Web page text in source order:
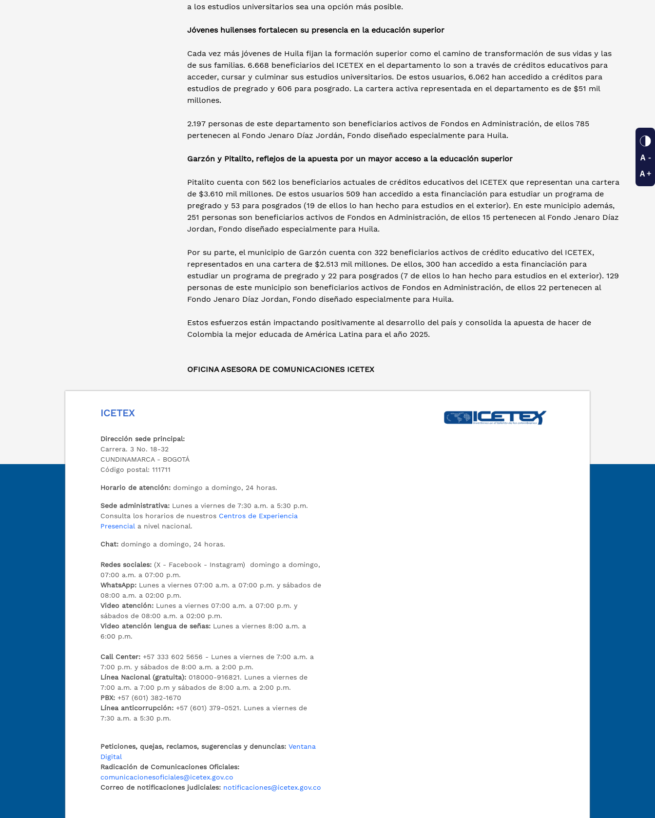
a los estudios universitarios sea una opción más posible.
Jóvenes huilenses fortalecen su presencia en la educación superior
Cada vez más jóvenes de Huila fijan la formación superior como el camino de transformación de sus vidas y las
de sus familias. 6.668 beneficiarios del ICETEX en el departamento lo son a través de créditos educativos para
acceder, cursar y culminar sus estudios universitarios. De estos usuarios, 6.062 han accedido a créditos para
estudios de pregrado y 606 para posgrado. La cartera activa representada en el departamento es de $51 mil
millones.
2.197 personas de este departamento son beneficiarios activos de Fondos en Administración, de ellos 785
pertenecen al Fondo Jenaro Díaz Jordán, Fondo diseñado especialmente para Huila.
Garzón y Pitalito, reflejos de la apuesta por un mayor acceso a la educación superior
Pitalito cuenta con 562 los beneficiarios actuales de créditos educativos del ICETEX que representan una cartera
de $3.610 mil millones. De estos usuarios 509 han accedido a esta financiación para estudiar un programa de
pregrado y 53 para posgrados (19 de ellos lo han hecho para estudios en el exterior). En este municipio además,
251 personas son beneficiarios activos de Fondos en Administración, de ellos 15 pertenecen al Fondo Jenaro Díaz
Jordan, Fondo diseñado especialmente para Huila.
Por su parte, el municipio de Garzón cuenta con 322 beneficiarios activos de crédito educativo del ICETEX,
representados en una cartera de $2.513 mil millones. De ellos, 300 han accedido a esta financiación para
estudiar un programa de pregrado y 22 para posgrados (7 de ellos lo han hecho para estudios en el exterior). 129
personas de este municipio son beneficiarios activos de Fondos en Administración, de ellos 22 pertenecen al
Fondo Jenaro Díaz Jordan, Fondo diseñado especialmente para Huila.
Estos esfuerzos están impactando positivamente al desarrollo del país y consolida la apuesta de hacer de
Colombia la mejor educada de América Latina para el año 2025.
OFICINA ASESORA DE COMUNICACIONES ICETEX
ICETEX
Dirección sede principal:
Carrera. 3 No. 18-32
CUNDINAMARCA - BOGOTÁ
Código postal: 111711
Horario de atención: domingo a domingo, 24 horas.
Sede administrativa: Lunes a viernes de 7:30 a.m. a 5:30 p.m.
Consulta los horarios de nuestros Centros de Experiencia
Presencial a nivel nacional.
Chat: domingo a domingo, 24 horas.
Redes sociales: (X - Facebook - Instagram) domingo a domingo,
07:00 a.m. a 07:00 p.m.
WhatsApp: Lunes a viernes 07:00 a.m. a 07:00 p.m. y sábados de
08:00 a.m. a 02:00 p.m.
Video atención: Lunes a viernes 07:00 a.m. a 07:00 p.m. y
sábados de 08:00 a.m. a 02:00 p.m.
Video atención lengua de señas: Lunes a viernes 8:00 a.m. a
6:00 p.m.
Call Center:+57 333 602 5656 - Lunes a viernes de 7:00 a.m. a
7:00 p.m. y sábados de 8:00 a.m. a 2:00 p.m.
Línea Nacional (gratuita): 018000-916821. Lunes a viernes de
7:00 a.m. a 7:00 p.m y sábados de 8:00 a.m. a 2:00 p.m.
PBX:+57 (601) 382-1670
Línea anticorrupción:+57 (601) 379-0521. Lunes a viernes de
7:30 a.m. a 5:30 p.m.
Peticiones, quejas, reclamos, sugerencias y denuncias: Ventana
Digital
Radicación de Comunicaciones Oficiales:
comunicacionesoficiales@icetex.gov.co
Correo de notificaciones judiciales: notificaciones@icetex.gov.co